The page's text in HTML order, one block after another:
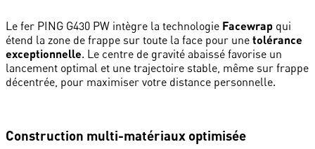
Le fer PING G430 PW intègre la technologie Facewrap qui
étend la zone de frappe sur toute la face pour une tolérance
exceptionnelle. Le centre de gravité abaissé favorise un
lancement optimal et une trajectoire stable, même sur frappe
décentrée, pour maximiser votre distance personnelle.
Construction multi-matériaux optimisée